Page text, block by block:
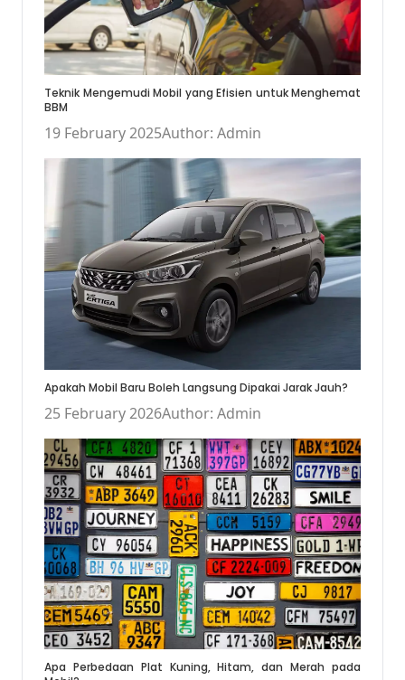
Teknik Mengemudi Mobil yang Efisien untuk Menghemat
BBM
19 February 2025Author: Admin
Apakah Mobil Baru Boleh Langsung Dipakai Jarak Jauh?
25 February 2026Author: Admin
Apa Perbedaan Plat Kuning, Hitam, dan Merah pada